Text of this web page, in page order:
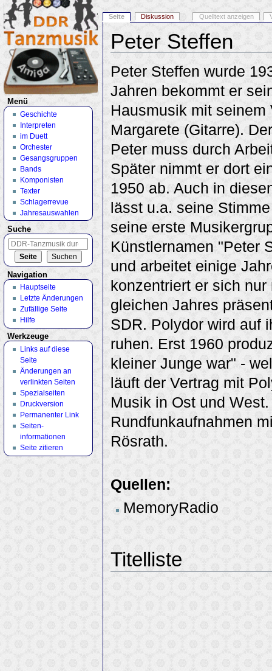
Peter Steffen
Peter Steffen wurde
Jahren bekommt er
Hausmusik mit
Margarete (Gitarre).
Peter muss durch
Später nimmt er dort
1950 ab. Auch in
lässt u.a. seine
seine erste
Künstlernamen "Peter
und arbeitet einige
konzentriert er sich
gleichen Jahres
SDR. Polydor wird auf
ruhen. Erst 1960
kleiner Junge war" -
läuft der Vertrag mit
Musik in Ost und
Rundfunkaufnahmen
Rösrath.
Quellen:
MemoryRadio
Titelliste
Seite Diskussion Quelltext anzeigen
Menü
Geschichte
Interpreten
im Duett
Orchester
Gesangsgruppen
Bands
Komponisten
Texter
Schlagerrevue
Jahresauswahlen
Suche
Navigation
Hauptseite
Letzte Änderungen
Zufällige Seite
Hilfe
Werkzeuge
Links auf diese
Seite
Änderungen an
verlinkten Seiten
Spezialseiten
Druckversion
Permanenter Link
Seiten­
informationen
Seite zitieren